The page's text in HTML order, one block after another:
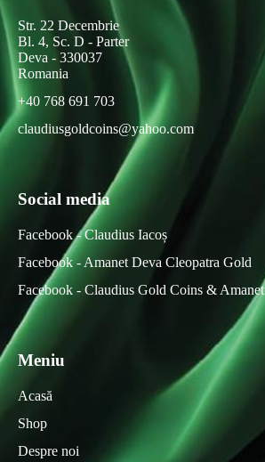
Str. 22 Decembrie
Bl. 4, Sc. D - Parter
Deva - 330037
Romania
+40 768 691 703
claudiusgoldcoins@yahoo.com
Social media
Facebook - Claudius Iacoș
Facebook - Amanet Deva Cleopatra Gold
Facebook - Claudius Gold Coins & Amanet
Meniu
Acasă
Shop
Despre noi